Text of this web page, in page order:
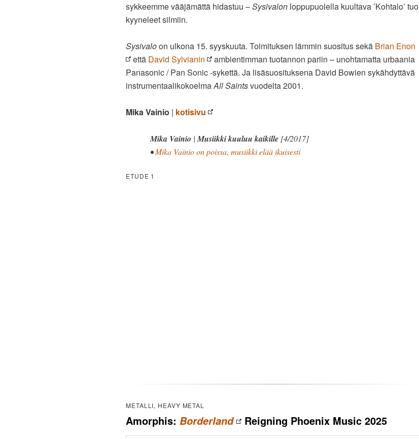
sykkeemme vääjämättä hidastuu –Sysivalon loppupuolella kuultava ’Kohtalo’ tuo
kyyneleet silmiin.
Sysivaloon ulkona 15. syyskuuta. Toimituksen lämmin suositus sekä Brian Enon
että David Sylvianin
ambientimman tuotannon pariin – unohtamatta urbaania
Panasonic / Pan Sonic -sykettä. Ja lisäsuosituksena David Bowien sykähdyttävä
instrumentaalikokoelmaAll Saintsvuodelta 2001.
Mika Vainio | kotisivu
Mika Vainio | Musiikki kuuluu kaikille [4/2017]
•Mika Vainio on poissa, musiikki elää ikuisesti
ETUDE 1
METALLI, HEAVY METAL
Amorphis: Borderland Reigning Phoenix Music 2025